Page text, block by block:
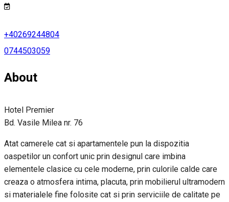
+40269244804
0744503059
About
Hotel Premier
Bd. Vasile Milea nr. 76
Atat camerele cat si apartamentele pun la dispozitia
oaspetilor un confort unic prin designul care imbina
elementele clasice cu cele moderne, prin culorile calde care
creaza o atmosfera intima, placuta, prin mobilierul ultramodern
si materialele fine folosite cat si prin serviciile de calitate pe